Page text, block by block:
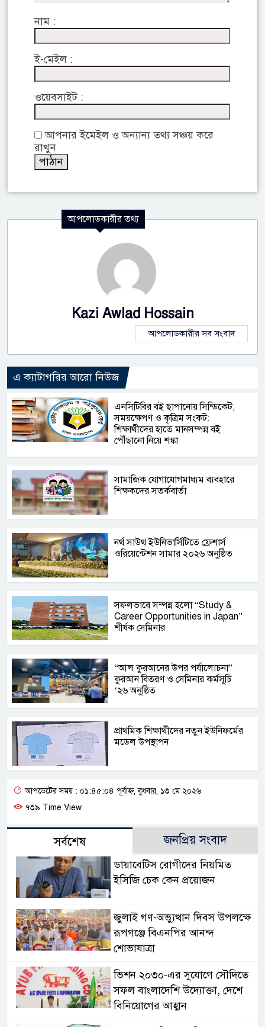
নাম :
ই-মেইল :
ওয়েবসাইট :
আপনার ইমেইল ও অন্যান্য তথ্য সঞ্চয় করে
রাখুন
আপলোডকারীর তথ্য
Kazi Awlad Hossain
আপলোডকারীর সব সংবাদ
এ ক্যাটাগরির আরো নিউজ
এনসিটিবির বই ছাপানোয় সিন্ডিকেট,
সময়ক্ষেপণ ও কৃত্রিম সংকট:
শিক্ষার্থীদের হাতে মানসম্পন্ন বই
পৌঁছানো নিয়ে শঙ্কা
সামাজিক যোগাযোগমাধ্যম ব্যবহারে
শিক্ষকদের সতর্কবার্তা
নর্থ সাউথ ইউনিভার্সিটিতে ফ্রেশার্স
ওরিয়েন্টেশন সামার ২০২৬ অনুষ্ঠিত
সফলভাবে সম্পন্ন হলো “Study &
Career Opportunities in Japan”
শীর্ষক সেমিনার
“আল কুরআনের উপর পর্যালোচনা”
কুরআন বিতরণ ও সেমিনার কর্মসূচি
‘২৬ অনুষ্ঠিত
প্রাথমিক শিক্ষার্থীদের নতুন ইউনিফর্মের
মডেল উপস্থাপন
আপডেটের সময় : ০১:৪৫:০৪ পূর্বাহ্ন, বুধবার, ১৩ মে ২০২৬
৭৩৯ Time View
সর্বশেষ জনপ্রিয় সংবাদ
ডায়াবেটিস রোগীদের নিয়মিত
ইসিজি চেক কেন প্রয়োজন
জুলাই গণ-অভ্যুত্থান দিবস উপলক্ষে
রূপগঞ্জে বিএনপির আনন্দ
শোভাযাত্রা
ভিশন ২০৩০-এর সুযোগে সৌদিতে
সফল বাংলাদেশি উদ্যোক্তা, দেশে
বিনিয়োগের আহ্বান